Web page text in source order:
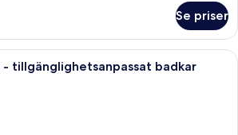
Se priser
Superior dubbelrum -
tillgänglighetsanpassat badkar